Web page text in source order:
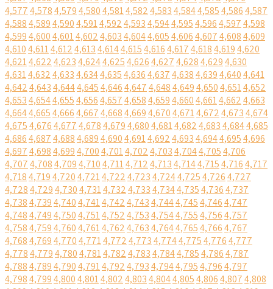
4,5774,5784,5794,5804,5814,5824,5834,5844,5854,5864,587
4,5884,5894,5904,5914,5924,5934,5944,5954,5964,5974,598
4,5994,6004,6014,6024,6034,6044,6054,6064,6074,6084,609
4,6104,6114,6124,6134,6144,6154,6164,6174,6184,6194,620
4,6214,6224,6234,6244,6254,6264,6274,6284,6294,630
4,6314,6324,6334,6344,6354,6364,6374,6384,6394,6404,641
4,6424,6434,6444,6454,6464,6474,6484,6494,6504,6514,652
4,6534,6544,6554,6564,6574,6584,6594,6604,6614,6624,663
4,6644,6654,6664,6674,6684,6694,6704,6714,6724,6734,674
4,6754,6764,6774,6784,6794,6804,6814,6824,6834,6844,685
4,6864,6874,6884,6894,6904,6914,6924,6934,6944,6954,696
4,6974,6984,6994,7004,7014,7024,7034,7044,7054,706
4,7074,7084,7094,7104,7114,7124,7134,7144,7154,7164,717
4,7184,7194,7204,7214,7224,7234,7244,7254,7264,727
4,7284,7294,7304,7314,7324,7334,7344,7354,7364,737
4,7384,7394,7404,7414,7424,7434,7444,7454,7464,747
4,7484,7494,7504,7514,7524,7534,7544,7554,7564,757
4,7584,7594,7604,7614,7624,7634,7644,7654,7664,767
4,7684,7694,7704,7714,7724,7734,7744,7754,7764,777
4,7784,7794,7804,7814,7824,7834,7844,7854,7864,787
4,7884,7894,7904,7914,7924,7934,7944,7954,7964,797
4,7984,7994,8004,8014,8024,8034,8044,8054,8064,8074,808